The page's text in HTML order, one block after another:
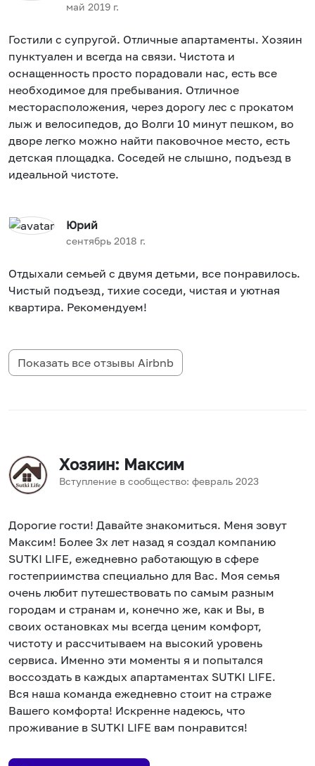
май 2019 г.
Гостили с супругой. Отличные апартаменты. Хозяин
пунктуален и всегда на связи. Чистота и
оснащенность просто порадовали нас, есть все
необходимое для пребывания. Отличное
месторасположения, через дорогу лес с прокатом
лыж и велосипедов, до Волги 10 минут пешком, во
дворе легко можно найти паковочное место, есть
детская площадка. Соседей не слышно, подъезд в
идеальной чистоте.
Юрий
сентябрь 2018 г.
Отдыхали семьей с двумя детьми, все понравилось.
Чистый подъезд, тихие соседи, чистая и уютная
квартира. Рекомендуем!
Показать все отзывы Airbnb
Хозяин: Максим
Вступление в сообщество: февраль 2023
Дорогие гости! Давайте знакомиться. Меня зовут
Максим! Более 3х лет назад я создал компанию
SUTKI LIFE, ежедневно работающую в сфере
гостеприимства специально для Вас. Моя семья
очень любит путешествовать по самым разным
городам и странам и, конечно же, как и Вы, в
своих остановках мы всегда ценим комфорт,
чистоту и рассчитываем на высокий уровень
сервиса. Именно эти моменты я и попытался
воссоздать в каждых апартаментах SUTKI LIFE.
Вся наша команда ежедневно стоит на страже
Вашего комфорта! Искренне надеюсь, что
проживание в SUTKI LIFE вам понравится!